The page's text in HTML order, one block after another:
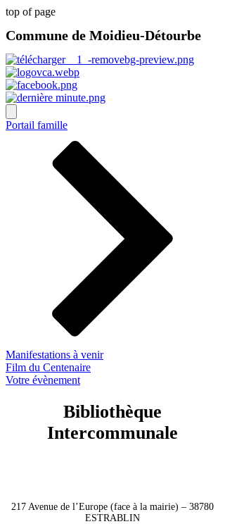
top of page
Commune de Moidieu-Détourbe
Portail famille
Manifestations à venir
Film du Centenaire
Votre évènement
Bibliothèque
Intercommunale
217 Avenue de l’Europe (face à la mairie) – 38780
ESTRABLIN